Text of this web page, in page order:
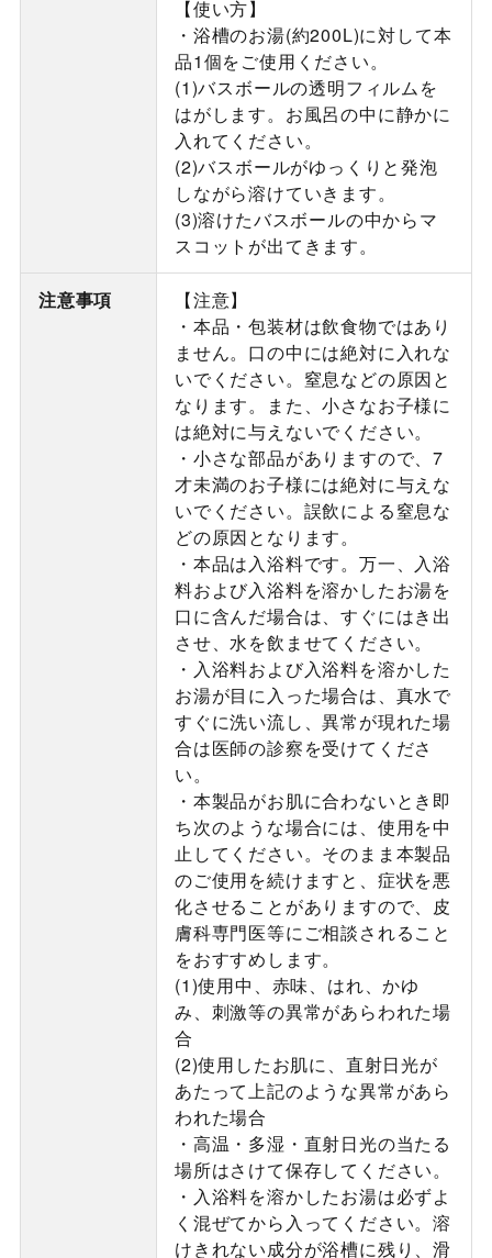
【使い方】
・浴槽のお湯(約200L)に対して本
品1個をご使用ください。
(1)バスボールの透明フィルムを
はがします。お風呂の中に静かに
入れてください。
(2)バスボールがゆっくりと発泡
しながら溶けていきます。
(3)溶けたバスボールの中からマ
スコットが出てきます。
注意事項
【注意】
・本品・包装材は飲食物ではあり
ません。口の中には絶対に入れな
いでください。窒息などの原因と
なります。また、小さなお子様に
は絶対に与えないでください。
・小さな部品がありますので、7
才未満のお子様には絶対に与えな
いでください。誤飲による窒息な
どの原因となります。
・本品は入浴料です。万一、入浴
料および入浴料を溶かしたお湯を
口に含んだ場合は、すぐにはき出
させ、水を飲ませてください。
・入浴料および入浴料を溶かした
お湯が目に入った場合は、真水で
すぐに洗い流し、異常が現れた場
合は医師の診察を受けてくださ
い。
・本製品がお肌に合わないとき即
ち次のような場合には、使用を中
止してください。そのまま本製品
のご使用を続けますと、症状を悪
化させることがありますので、皮
膚科専門医等にご相談されること
をおすすめします。
(1)使用中、赤味、はれ、かゆ
み、刺激等の異常があらわれた場
合
(2)使用したお肌に、直射日光が
あたって上記のような異常があら
われた場合
・高温・多湿・直射日光の当たる
場所はさけて保存してください。
・入浴料を溶かしたお湯は必ずよ
く混ぜてから入ってください。溶
けきれない成分が浴槽に残り、滑